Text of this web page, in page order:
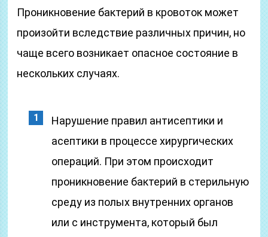
Проникновение бактерий в кровоток может
произойти вследствие различных причин, но
чаще всего возникает опасное состояние в
нескольких случаях.
Нарушение правил антисептики и
асептики в процессе хирургических
операций. При этом происходит
проникновение бактерий в стерильную
среду из полых внутренних органов
или с инструмента, который был